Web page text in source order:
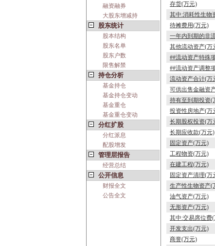
融资融券
大股东增减持
股东统计
股本结构
股东名单
股东户数
限售解禁
持仓分析
基金持仓
基金持仓变动
基金重仓
基金重仓变动
分红扩股
分红派息
配股增发
管理层报告
经营总结
公开信息
财报全文
公告全文
存货(万元)
其中:消耗性生物
待摊费用(万元)
一年内到期的非
其他流动资产(万
##流动资产特殊
##流动资产调整
流动资产合计(万
可供出售金融资
持有至到期投资(
投资性房地产(万
长期股权投资(万
长期应收款(万元)
固定资产(万元)
工程物资(万元)
在建工程(万元)
固定资产清理(万
生产性生物资产(
油气资产(万元)
无形资产(万元)
其中:交易席位费
开发支出(万元)
商誉(万元)